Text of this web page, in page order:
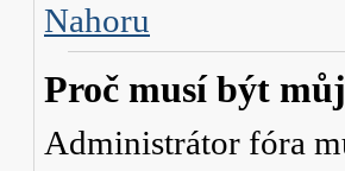
Nahoru
Proč musí být
Administrátor fóra